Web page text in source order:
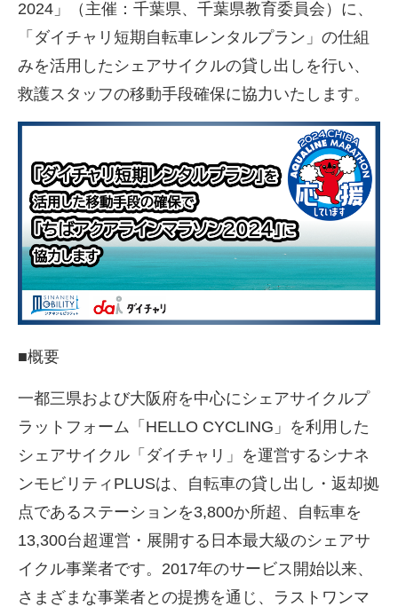
2024」（主催：千葉県、千葉県教育委員会）に、
「ダイチャリ短期自転車レンタルプラン」の仕組
みを活用したシェアサイクルの貸し出しを行い、
救護スタッフの移動手段確保に協力いたします。
■概要
一都三県および大阪府を中心にシェアサイクルプ
ラットフォーム「HELLO CYCLING」を利用した
シェアサイクル「ダイチャリ」を運営するシナネ
ンモビリティPLUSは、自転車の貸し出し・返却拠
点であるステーションを3,800か所超、自転車を
13,300台超運営・展開する日本最大級のシェアサ
イクル事業者です。2017年のサービス開始以来、
さまざまな事業者との提携を通じ、ラストワンマ